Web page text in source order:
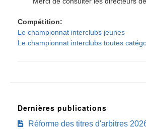
Compétition
Le championnat interclubs jeunes
Le championnat interclubs toutes
Dernières publications
Réforme des titres d'arbitres